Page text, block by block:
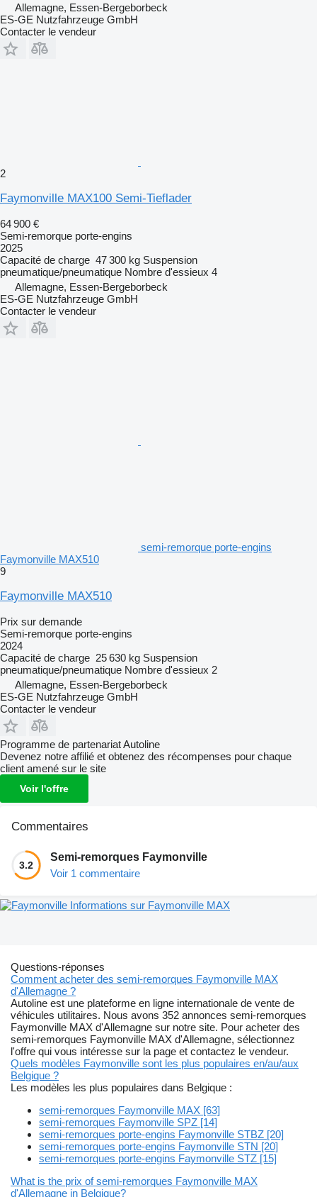
Allemagne, Essen-Bergeborbeck
ES-GE Nutzfahrzeuge GmbH
Contacter le vendeur
2
Faymonville MAX100 Semi-Tieflader
64 900 €
Semi-remorque porte-engins
2025
Capacité de charge 47 300 kg Suspension
pneumatique/pneumatique Nombre d'essieux 4
Allemagne, Essen-Bergeborbeck
ES-GE Nutzfahrzeuge GmbH
Contacter le vendeur
semi-remorque porte-engins
Faymonville MAX510
9
Faymonville MAX510
Prix sur demande
Semi-remorque porte-engins
2024
Capacité de charge 25 630 kg Suspension
pneumatique/pneumatique Nombre d'essieux 2
Allemagne, Essen-Bergeborbeck
ES-GE Nutzfahrzeuge GmbH
Contacter le vendeur
Programme de partenariat Autoline
Devenez notre affilié et obtenez des récompenses pour chaque
client amené sur le site
Voir l'offre
Commentaires
3.2
Semi-remorques Faymonville
Voir 1 commentaire
Informations sur Faymonville MAX
Questions-réponses
Comment acheter des semi-remorques Faymonville MAX
d'Allemagne ?
Autoline est une plateforme en ligne internationale de vente de
véhicules utilitaires. Nous avons 352 annonces semi-remorques
Faymonville MAX d'Allemagne sur notre site. Pour acheter des
semi-remorques Faymonville MAX d'Allemagne, sélectionnez
l'offre qui vous intéresse sur la page et contactez le vendeur.
Quels modèles Faymonville sont les plus populaires en/au/aux
Belgique ?
Les modèles les plus populaires dans Belgique :
semi-remorques Faymonville MAX [63]
semi-remorques Faymonville SPZ [14]
semi-remorques porte-engins Faymonville STBZ [20]
semi-remorques porte-engins Faymonville STN [20]
semi-remorques porte-engins Faymonville STZ [15]
What is the prix of semi-remorques Faymonville MAX
d'Allemagne in Belgique?